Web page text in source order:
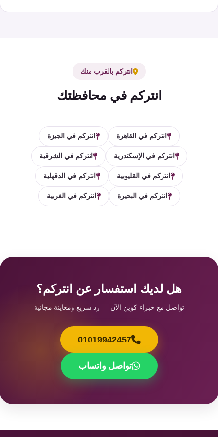
انتركم بالقرب منك
انتركم في محافظتك
انتركم في القاهرة انتركم في الجيزة
انتركم في الإسكندرية انتركم في الشرقية
انتركم في القليوبية انتركم في الدقهلية
انتركم في البحيرة انتركم في الغربية
هل لديك استفسار عن انتركم؟
تواصل مع خبراء كوين الآن — رد سريع ومعاينة مجانية
01019942457
تواصل واتساب